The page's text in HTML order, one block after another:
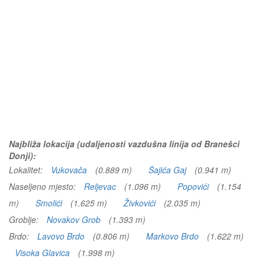
Najbliža lokacija (udaljenosti vazdušna linija od Branešci
Donji):
Lokalitet:
Vukovača (0.889 m) Šajića Gaj
(0.941 m)
Naseljeno mjesto:
Reljevac (1.096 m) Popovići
(1.154
m)
Smolići (1.625 m) Živkovići
(2.035 m)
Groblje:
Novakov Grob
(1.393 m)
Brdo:
Lavovo Brdo (0.806 m) Markovo Brdo
(1.622 m)
Visoka Glavica
(1.998 m)